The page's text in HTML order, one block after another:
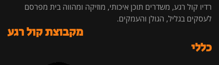
רדיו קול רגע, משדרים תוכן איכותי, מוזיקה ומהווה בית מפרסם
לעסקים בגליל, הגולן והעמקים.
כללי
מקבוצת קול רגע